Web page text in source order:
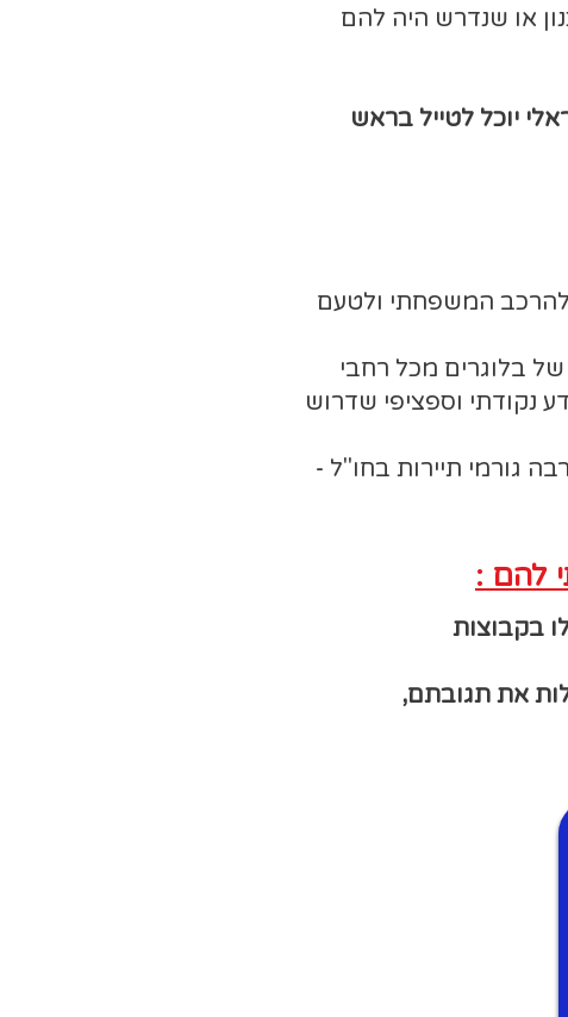
או שנדרש היה להם
יוכל לטייל בראש
להרכב המשפחתי ולטעם
בלוגרים מכל רחבי
נקודתי וספציפי שדרוש
גורמי תיירות בחו"ל -
להם :
בקבוצות
את תגובתם,